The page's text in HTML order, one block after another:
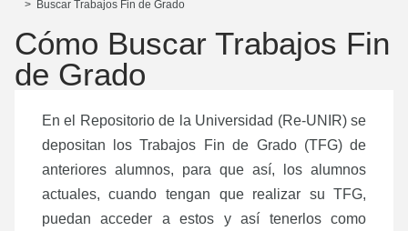
> Buscar Trabajos Fin de Grado
Cómo Buscar Trabajos Fin
de Grado
En el Repositorio de la Universidad (Re-UNIR) se
depositan los Trabajos Fin de Grado (TFG) de
anteriores alumnos, para que así, los alumnos
actuales, cuando tengan que realizar su TFG,
puedan acceder a estos y así tenerlos como